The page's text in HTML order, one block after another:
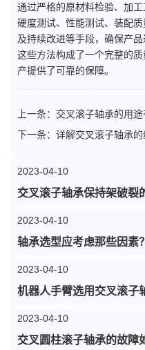
通过严格的原材料检验、加工
硬度测试、性能测试、装配
及持续改进等手段，确保产
这些方法构成了一个完整的
产提供了可靠的保障。
上一条： 交叉滚子轴承的用
下一条： 详解交叉滚子轴承
2023-04-10
交叉滚子轴承保持架破裂
2023-04-10
轴承选型应考虑那些因素
2023-04-10
机器人手臂选用交叉滚子
2023-04-10
交叉圆柱滚子轴承的故障